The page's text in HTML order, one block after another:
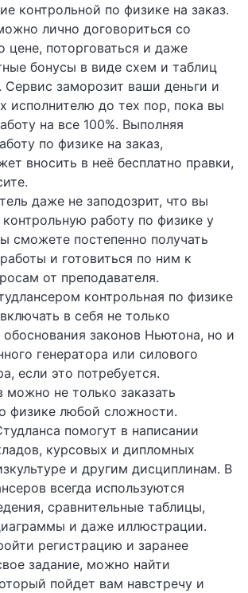
контрольной по физике на заказ.
лично договориться со
цене, поторговаться и даже
бонусы в виде схем и таблиц
Сервис заморозит ваши деньги и
исполнителю до тех пор, пока вы
на все 100%. Выполняя
по физике на заказ,
вносить в неё бесплатно правки,
даже не заподозрит, что вы
работу по физике у
сможете постепенно получать
и готовиться по ним к
от преподавателя.
контрольная по физике
в себя не только
обоснования законов Ньютона, но и
генератора или силового
если это потребуется.
можно не только заказать
физике любой сложности.
помогут в написании
курсовых и дипломных
и другим дисциплинам. В
всегда используются
сравнительные таблицы,
и даже иллюстрации.
регистрацию и заранее
задание, можно найти
пойдет вам навстречу и